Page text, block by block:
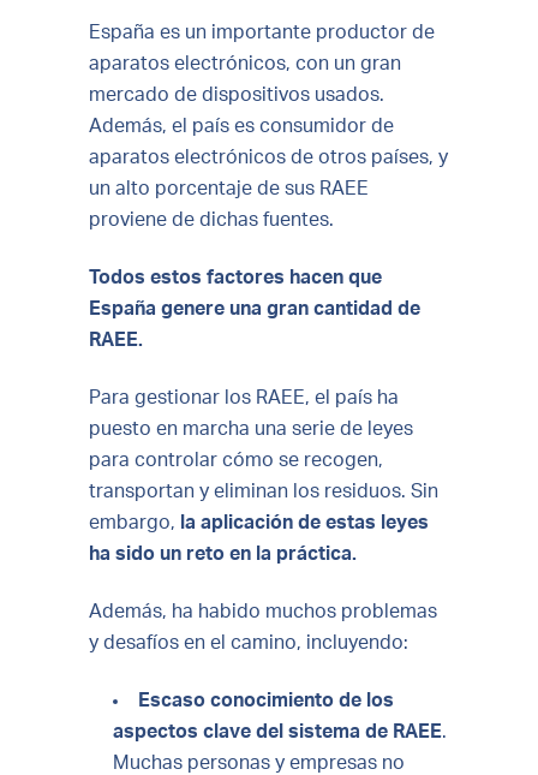
España es un importante productor de
aparatos electrónicos, con un gran
mercado de dispositivos usados.
Además, el país es consumidor de
aparatos electrónicos de otros países, y
un alto porcentaje de sus RAEE
proviene de dichas fuentes.
Todos estos factores hacen que
España genere una gran cantidad de
RAEE.
Para gestionar los RAEE, el país ha
puesto en marcha una serie de leyes
para controlar cómo se recogen,
transportan y eliminan los residuos. Sin
embargo, la aplicación de estas leyes
ha sido un reto en la práctica.
Además, ha habido muchos problemas
y desafíos en el camino, incluyendo:
Escaso conocimiento de los
aspectos clave del sistema de RAEE.
Muchas personas y empresas no